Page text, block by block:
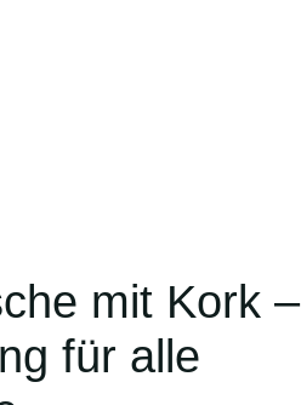
mit Kork –
für alle